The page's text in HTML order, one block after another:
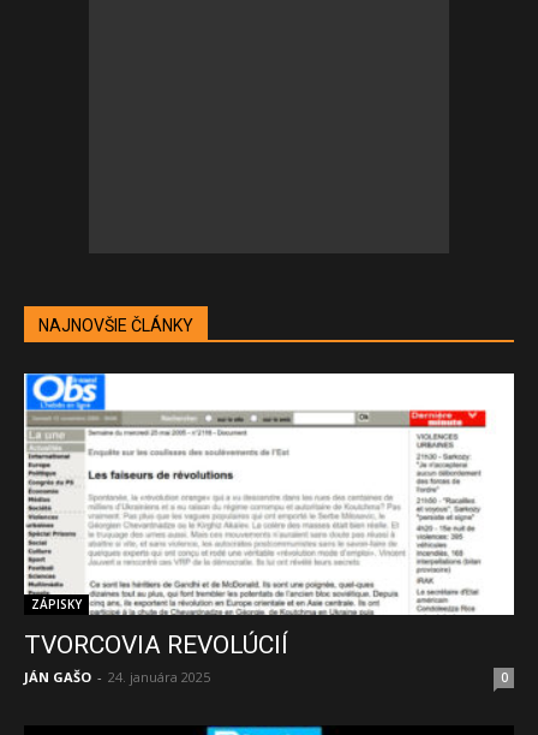
NAJNOVŠIE ČLÁNKY
ZÁPISKY
TVORCOVIA REVOLÚCIÍ
JÁN GAŠO - 24. januára 2025 0